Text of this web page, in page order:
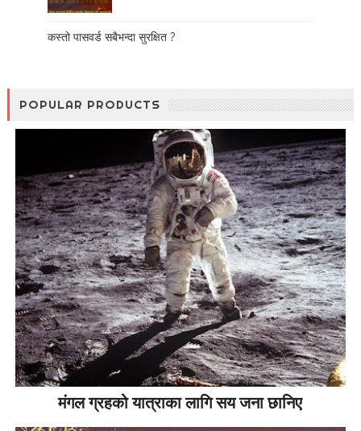
कस्तो पासवर्ड सबैभन्दा सुरक्षित ?
POPULAR PRODUCTS
मंगल ग्रहको यात्राका लागि सय जना छानिए